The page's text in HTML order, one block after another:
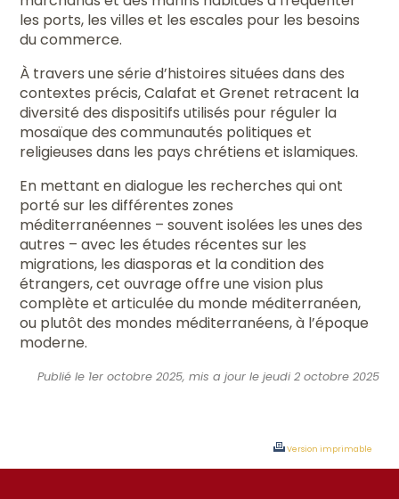
les ports, les villes et les escales pour les besoins
du commerce.
À travers une série d’histoires situées dans des
contextes précis, Calafat et Grenet retracent la
diversité des dispositifs utilisés pour réguler la
mosaïque des communautés politiques et
religieuses dans les pays chrétiens et islamiques.
En mettant en dialogue les recherches qui ont
porté sur les différentes zones
méditerranéennes – souvent isolées les unes des
autres – avec les études récentes sur les
migrations, les diasporas et la condition des
étrangers, cet ouvrage offre une vision plus
complète et articulée du monde méditerranéen,
ou plutôt des mondes méditerranéens, à l’époque
moderne.
Publié le 1er octobre 2025, mis a jour le jeudi 2 octobre 2025
Version imprimable